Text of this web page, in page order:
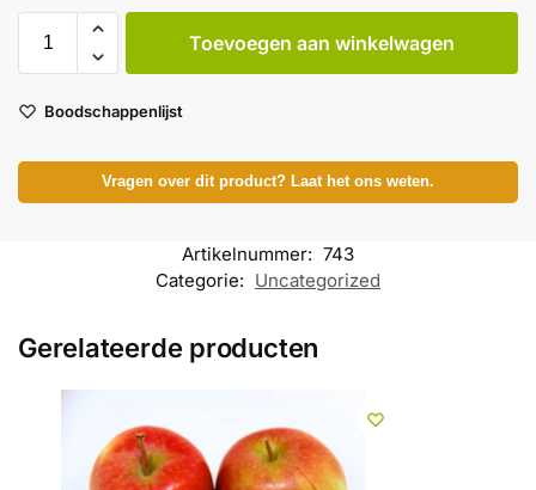
Toevoegen aan winkelwagen
Boodschappenlijst
Vragen over dit product? Laat het ons weten.
Artikelnummer: 743
Categorie: Uncategorized
Gerelateerde producten